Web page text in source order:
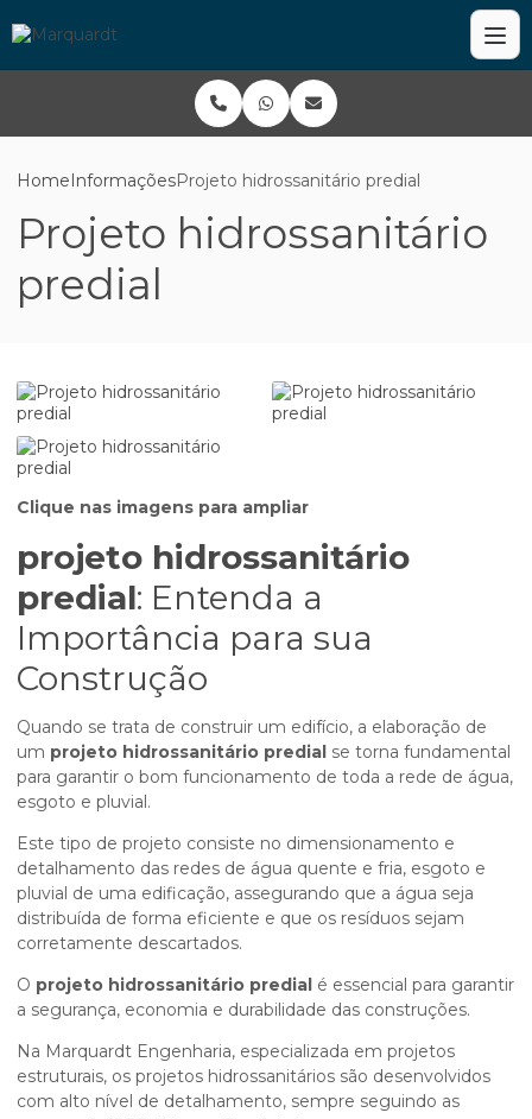
HomeInformaçõesProjeto hidrossanitário predial
Projeto hidrossanitário
predial
Clique nas imagens para ampliar
projeto hidrossanitário
predial: Entenda a
Importância para sua
Construção
Quando se trata de construir um edifício, a elaboração de
um projeto hidrossanitário predial se torna fundamental
para garantir o bom funcionamento de toda a rede de água,
esgoto e pluvial.
Este tipo de projeto consiste no dimensionamento e
detalhamento das redes de água quente e fria, esgoto e
pluvial de uma edificação, assegurando que a água seja
distribuída de forma eficiente e que os resíduos sejam
corretamente descartados.
O projeto hidrossanitário predial é essencial para garantir
a segurança, economia e durabilidade das construções.
Na Marquardt Engenharia, especializada em projetos
estruturais, os projetos hidrossanitários são desenvolvidos
com alto nível de detalhamento, sempre seguindo as